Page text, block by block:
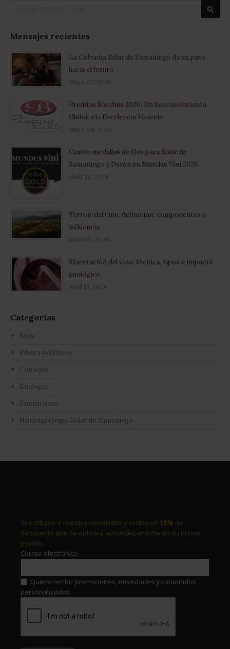
Mensajes recientes
La Cofradía Solar de Samaniego da un paso
hacia el futuro
Mayo 07, 2026
Premios Bacchus 2026: Un Reconocimiento
Global a la Excelencia Vinícola
Mayo 04, 2026
Cuatro medallas de Oro para Solar de
Samaniego y Durón en Mundus Vini 2026
Abril 24, 2026
Terroir del vino: definición, componentes e
influencia
Abril 20, 2026
Maceración del vino: técnica, tipos e impacto
enológico
Abril 13, 2026
Categorías
Rioja
Ribera del Duero
Consejos
Enología
Enoturismo
Noticias Grupo Solar de Samaniego
Suscríbase a nuestra newsletter y reciba un 15% de
descuento que se aplicará automáticamente en su primer
pedido.
Correo electrónico
Quiero recibir promociones, novedades y contenidos
personalizados.